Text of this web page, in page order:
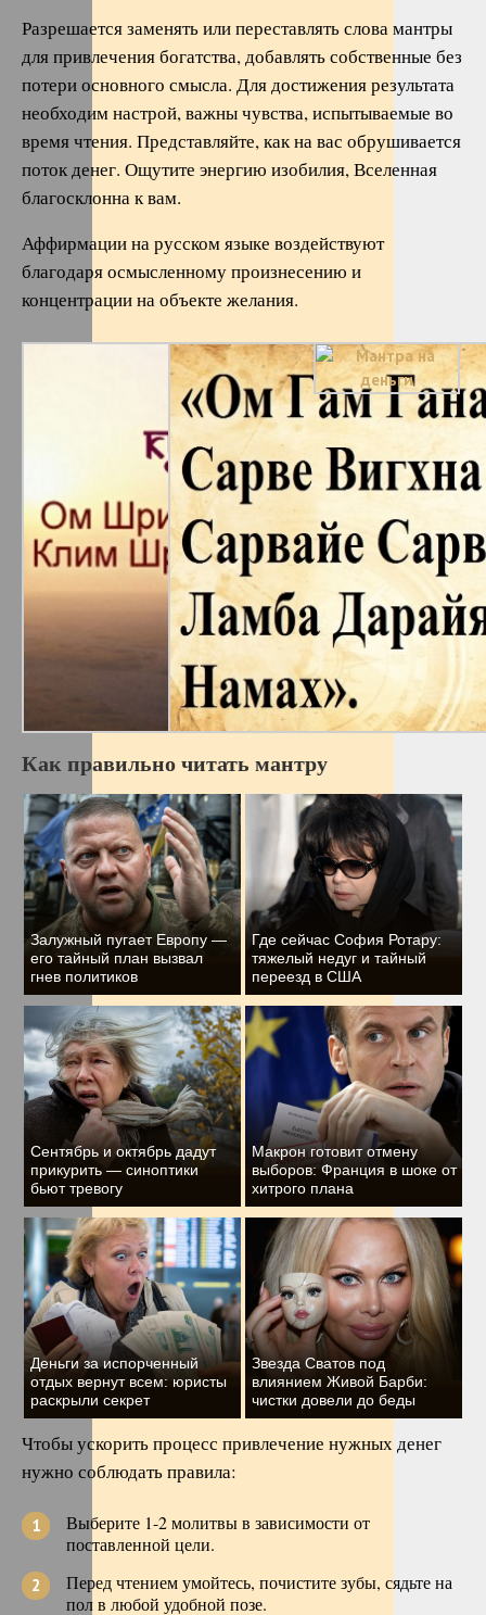
Разрешается заменять или переставлять слова мантры
для привлечения богатства, добавлять собственные без
потери основного смысла. Для достижения результата
необходим настрой, важны чувства, испытываемые во
время чтения. Представляйте, как на вас обрушивается
поток денег. Ощутите энергию изобилия, Вселенная
благосклонна к вам.
Аффирмации на русском языке воздействуют
благодаря осмысленному произнесению и
концентрации на объекте желания.
Как правильно читать мантру
Залужный пугает Европу —
его тайный план вызвал
гнев политиков
Где сейчас София Ротару:
тяжелый недуг и тайный
переезд в США
Сентябрь и октябрь дадут
прикурить — синоптики
бьют тревогу
Макрон готовит отмену
выборов: Франция в шоке от
хитрого плана
Деньги за испорченный
отдых вернут всем: юристы
раскрыли секрет
Звезда Сватов под
влиянием Живой Барби:
чистки довели до беды
Чтобы ускорить процесс привлечение нужных денег
нужно соблюдать правила:
Выберите 1-2 молитвы в зависимости от
поставленной цели.
Перед чтением умойтесь, почистите зубы, сядьте на
пол в любой удобной позе.